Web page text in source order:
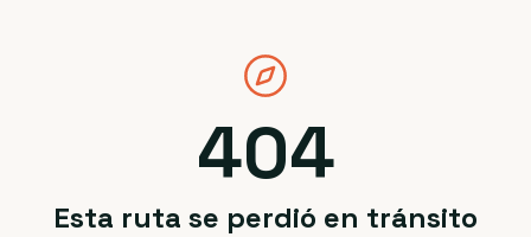
404
Esta ruta se perdió en tránsito